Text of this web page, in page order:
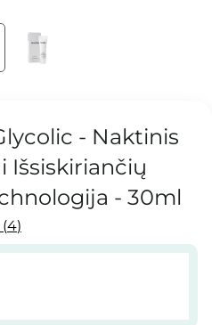
- Naktinis
Išsiskiriančių
- 30ml
4